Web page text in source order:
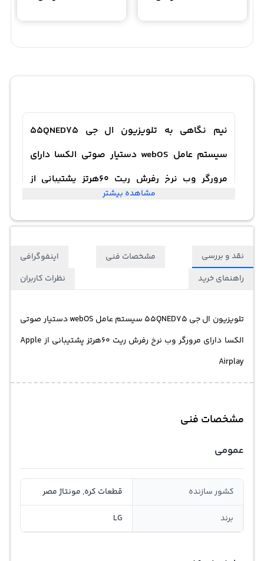
نیم نگاهی به تلویزیون ال جی 55QNED75
سیستم عامل webOS دستیار صوتی الکسا دارای
مرورگر وب نرخ رفرش ریت 60هرتز پشتیبانی از
مشاهده بیشتر
نقد و بررسی مشخصات فنی
اینفوگرافی
راهنمای خرید
نظرات کاربران
تلویزیون ال جی 55QNED75 سیستم عامل webOS دستیار صوتی
الکسا دارای مرورگر وب نرخ رفرش ریت 60هرتز پشتیبانی از Apple
Airplay
مشخصات فنی
عمومی
کشور سازنده قطعات کره, مونتاژ مصر
برند LG